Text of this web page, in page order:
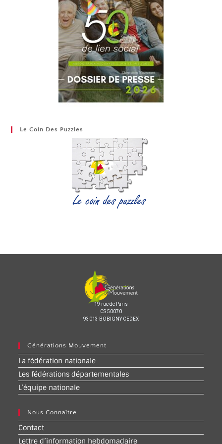
Le Coin Des Puzzles
19 rue de Paris
CS 50070
93013 BOBIGNY CEDEX
Générations Mouvement
La fédération nationale
Les fédérations départementales
L’équipe nationale
Nous Connaître
Contact
Lettre d’information hebdomadaire